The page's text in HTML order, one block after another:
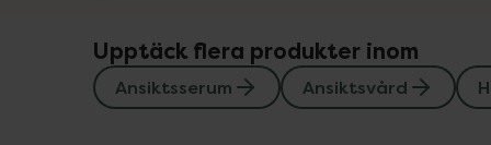
Upptäck flera produkter inom
Ansiktsserum Ansiktsvård